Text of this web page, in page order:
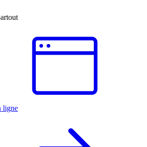
ligne